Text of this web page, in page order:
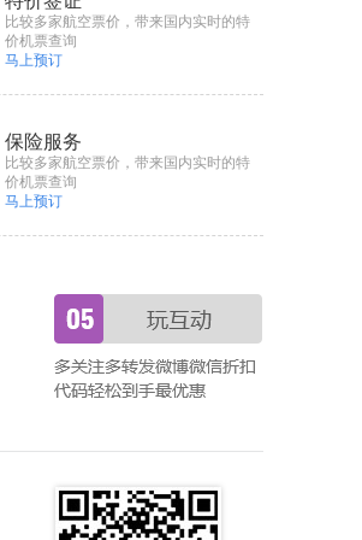
比较多家航空票价，带来国内实时的特
价机票查询
马上预订
保险服务
比较多家航空票价，带来国内实时的特
价机票查询
马上预订